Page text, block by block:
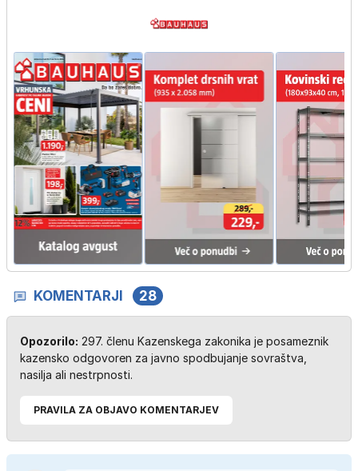
KOMENTARJI 28
Opozorilo: 297. členu Kazenskega zakonika je posameznik
kazensko odgovoren za javno spodbujanje sovraštva,
nasilja ali nestrpnosti.
PRAVILA ZA OBJAVO KOMENTARJEV